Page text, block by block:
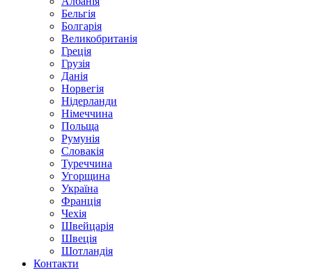
Бельгія
Болгарія
Великобританія
Греція
Грузія
Данія
Норвегія
Нідерланди
Німеччина
Польща
Румунія
Словакія
Туреччина
Угорщина
Україна
Франція
Чехія
Швейцарія
Швеція
Шотландія
Контакти